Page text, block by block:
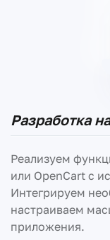
Разработка
Реализуем
или OpenCart с
Интегрируем
настраиваем
приложения.